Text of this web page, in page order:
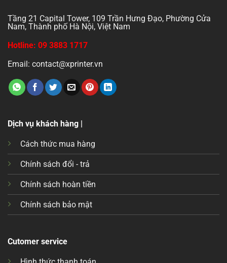
Tầng 21 Capital Tower, 109 Trần Hưng Đạo, Phường Cửa
Nam, Thành phố Hà Nội, Việt Nam
Hotline: 09 3883 1717
Email: contact@xprinter.vn
Dịch vụ khách hàng |
Cách thức mua hàng
Chính sách đổi - trả
Chính sách hoàn tiền
Chính sách bảo mật
Cutomer service